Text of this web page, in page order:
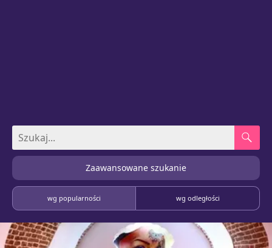
Zaawansowane szukanie
wg popularności wg odległości